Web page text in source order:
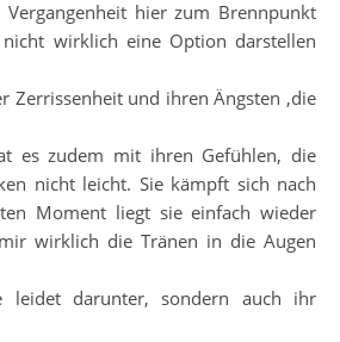
hier zum Brennpunkt
wirklich eine Option darstellen
Zerrissenheit und ihren Ängsten ,die
es zudem mit ihren Gefühlen, die
nicht leicht. Sie kämpft sich nach
Moment liegt sie einfach wieder
wirklich die Tränen in die Augen
leidet darunter, sondern auch ihr